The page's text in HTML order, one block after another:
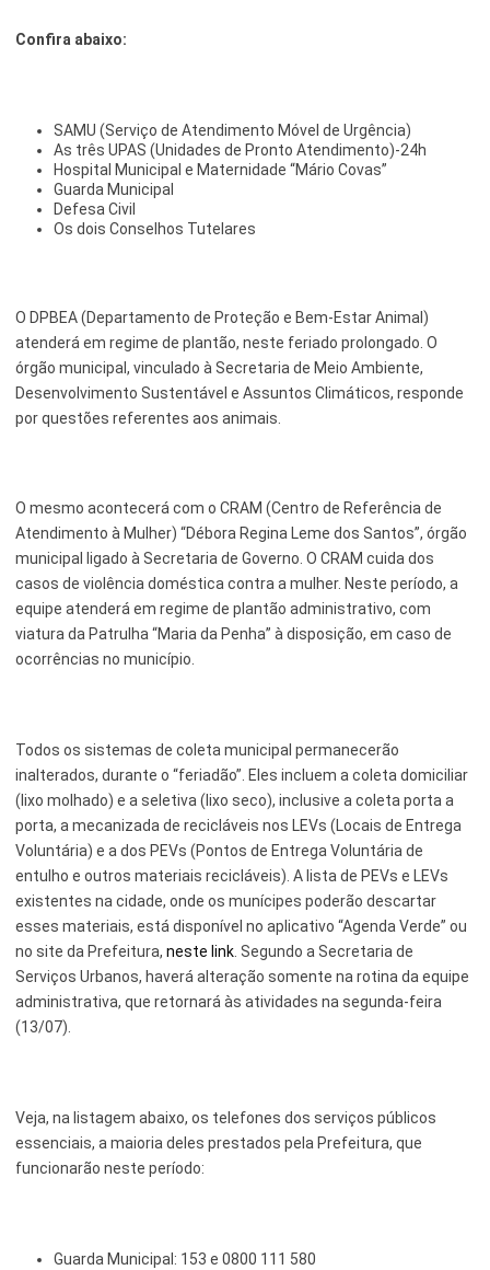
Confira abaixo:
SAMU (Serviço de Atendimento Móvel de Urgência)
As três UPAS (Unidades de Pronto Atendimento)-24h
Hospital Municipal e Maternidade “Mário Covas”
Guarda Municipal
Defesa Civil
Os dois Conselhos Tutelares
O DPBEA (Departamento de Proteção e Bem-Estar Animal)
atenderá em regime de plantão, neste feriado prolongado. O
órgão municipal, vinculado à Secretaria de Meio Ambiente,
Desenvolvimento Sustentável e Assuntos Climáticos, responde
por questões referentes aos animais.
O mesmo acontecerá com o CRAM (Centro de Referência de
Atendimento à Mulher) “Débora Regina Leme dos Santos”, órgão
municipal ligado à Secretaria de Governo. O CRAM cuida dos
casos de violência doméstica contra a mulher. Neste período, a
equipe atenderá em regime de plantão administrativo, com
viatura da Patrulha “Maria da Penha” à disposição, em caso de
ocorrências no município.
Todos os sistemas de coleta municipal permanecerão
inalterados, durante o “feriadão”. Eles incluem a coleta domiciliar
(lixo molhado) e a seletiva (lixo seco), inclusive a coleta porta a
porta, a mecanizada de recicláveis nos LEVs (Locais de Entrega
Voluntária) e a dos PEVs (Pontos de Entrega Voluntária de
entulho e outros materiais recicláveis). A lista de PEVs e LEVs
existentes na cidade, onde os munícipes poderão descartar
esses materiais, está disponível no aplicativo “Agenda Verde” ou
no site da Prefeitura, neste link. Segundo a Secretaria de
Serviços Urbanos, haverá alteração somente na rotina da equipe
administrativa, que retornará às atividades na segunda-feira
(13/07).
Veja, na listagem abaixo, os telefones dos serviços públicos
essenciais, a maioria deles prestados pela Prefeitura, que
funcionarão neste período:
Guarda Municipal: 153 e 0800 111 580